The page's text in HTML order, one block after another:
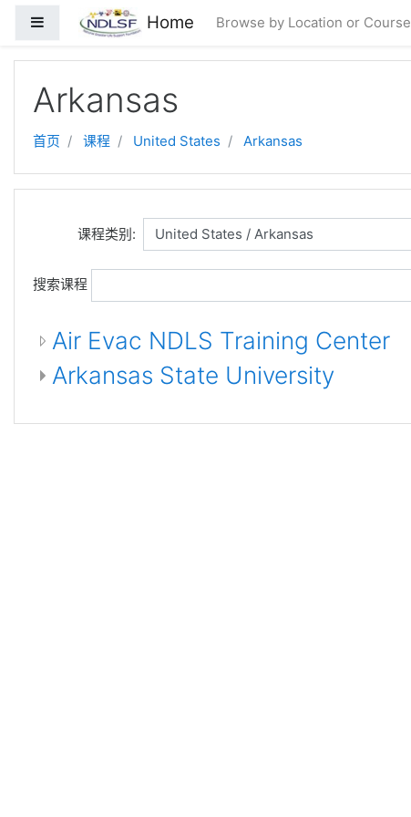
停靠面板 Home Browse by Location or Course
Arkansas
首页 课程 United States Arkansas
课程类别:
搜索课程
Air Evac NDLS Training Center
Arkansas State University